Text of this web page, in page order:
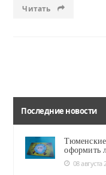
Читать
Последние новости
оформить
08 августа